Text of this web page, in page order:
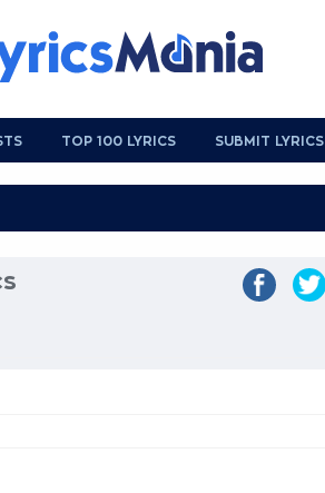
TOP 100 LYRICS SUBMIT LYRICS